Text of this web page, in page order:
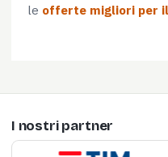
le offerte migliori per
I nostri partner